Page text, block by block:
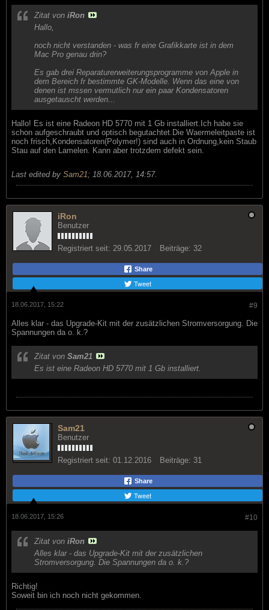
Zitat von iRon
Hallo,
noch nicht verstanden - was fr eine Grafikkarte ist in dem
Mac Pro genau drin?
Es gab drei Reparaturerweiterungsprogramme von Apple in
dem Bereich fr bestimmte GK-Modelle. Wenn das eine von
denen ist mssen vermutlich nur ein paar Kondensatoren
ausgetauscht werden...
Hallo! Es ist eine Radeon HD 5770 mit 1 Gb installiert.Ich habe sie
schon aufgeschraubt und optisch begutachtet.Die Waermeleitpaste ist
noch frisch,Kondensatoren(Polymer!) sind auch in Ordnung,kein Staub
Stau auf den Lamelen. Kann aber trotzdem defekt sein.
Last edited by Sam21; 18.06.2017, 14:57.
iRon
Benutzer
Registriert seit: 29.05.2017 Beiträge: 32
Share
Tweet
#9
18.06.2017, 15:22
Alles klar - das Upgrade-Kit mit der zusätzlichen Stromversorgung. Die
Spannungen da o. k.?
Zitat von Sam21
Es ist eine Radeon HD 5770 mit 1 Gb installiert.
Sam21
Benutzer
Registriert seit: 01.12.2016 Beiträge: 31
Share
Tweet
#10
18.06.2017, 15:26
Zitat von iRon
Alles klar - das Upgrade-Kit mit der zusätzlichen
Stromversorgung. Die Spannungen da o. k.?
Richtig!
Soweit bin ich noch nicht gekommen.